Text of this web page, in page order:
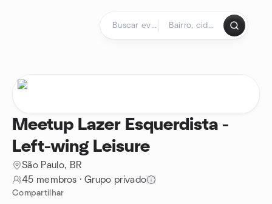
Meetup Lazer Esquerdista -
Left-wing Leisure
São Paulo, BR
45 membros ·Grupo privado
Compartilhar